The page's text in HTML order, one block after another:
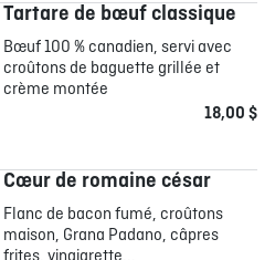
Tartare de bœuf classique
Bœuf 100 % canadien, servi avec
croûtons de baguette grillée et
crème montée
18,00 $
Cœur de romaine césar
Flanc de bacon fumé, croûtons
maison, Grana Padano, câpres